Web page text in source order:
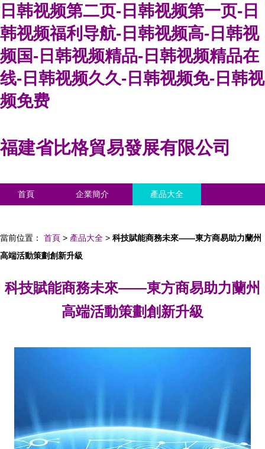
日韩视频第二页-日韩视频第一页-日
韩视频福利导航-日韩视频高-日韩视
频国-日韩视频精品-日韩视频精品在
线-日韩视频久久-日韩视频免-日韩视
频免费
福建省比格貿易發展有限公司
首頁 企業簡介 產品大全
當前位置： 首頁 > 產品大全 > 科技賦能商務未來——東方商易助力蘭州
高端活動策劃創新升級
科技賦能商務未來——東方商易助力蘭州
高端活動策劃創新升級